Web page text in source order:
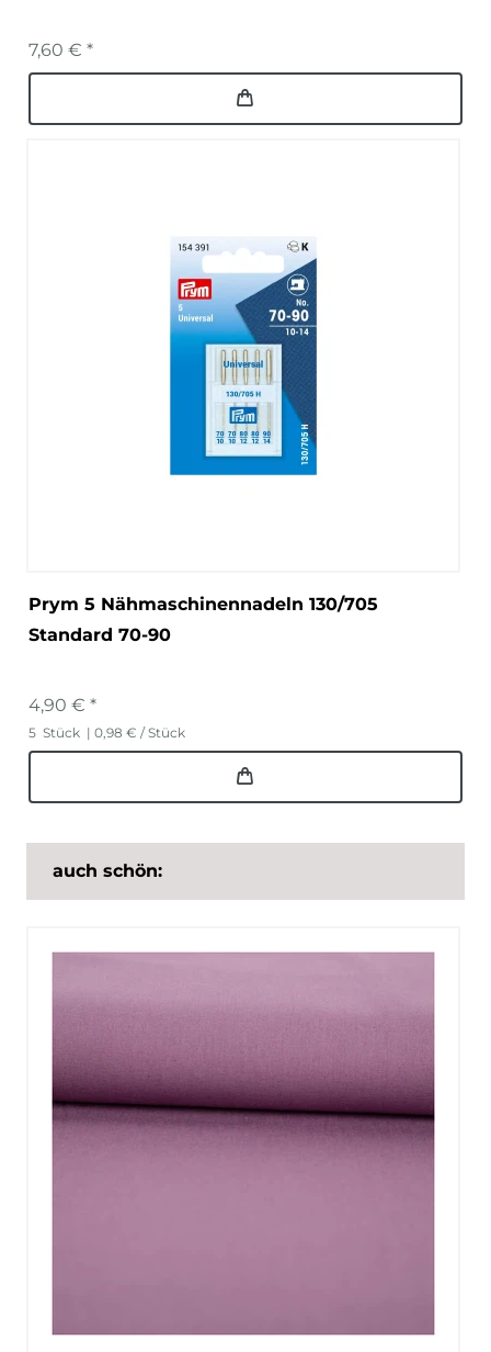
7,60 € *
Prym 5 Nähmaschinennadeln 130/705
Standard 70-90
4,90 € *
5 Stück | 0,98 € / Stück
auch schön: